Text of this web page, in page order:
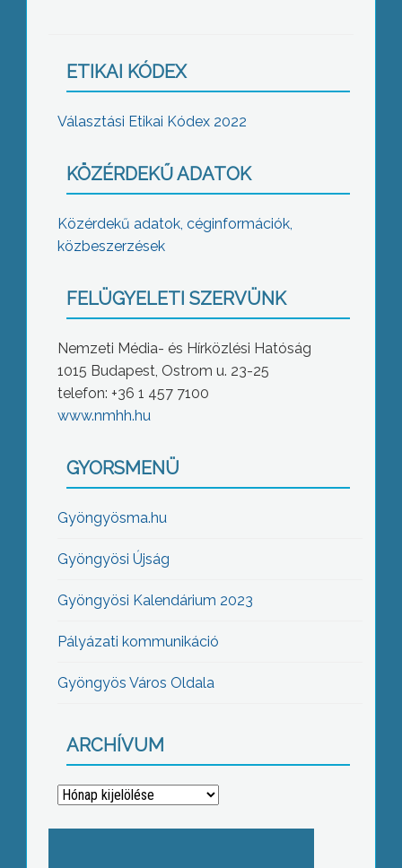
ETIKAI KÓDEX
Választási Etikai Kódex 2022
KÖZÉRDEKŰ ADATOK
Közérdekű adatok, céginformációk,
közbeszerzések
FELÜGYELETI SZERVÜNK
Nemzeti Média- és Hírközlési Hatóság
1015 Budapest, Ostrom u. 23-25
telefon: +36 1 457 7100
www.nmhh.hu
GYORSMENÜ
Gyöngyösma.hu
Gyöngyösi Újság
Gyöngyösi Kalendárium 2023
Pályázati kommunikáció
Gyöngyös Város Oldala
ARCHÍVUM
Archívum